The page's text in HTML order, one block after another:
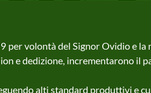
per volontà del Signor Ovidio e
e dedizione, incrementarono il
alti standard produttivi e